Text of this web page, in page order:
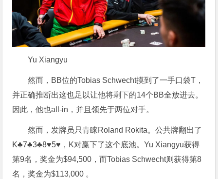
Yu Xiangyu
然而，BB位的Tobias Schwecht摸到了一手口袋T，
并正确推断出这也足以让他将剩下的14个BB全放进去。
因此，他也all-in，并且领先于两位对手。
然而，发牌员只青睐Roland Rokita。公共牌翻出了
K♣7♣3♣8♥5♥，K对赢下了这个底池。Yu Xiangyu获得
第9名，奖金为$94,500，而Tobias Schwecht则获得第8
名，奖金为$113,000 。